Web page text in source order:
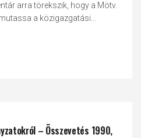
arra törekszik, hogy a Mötv.
a közigazgatási...
– Összevetés 1990,